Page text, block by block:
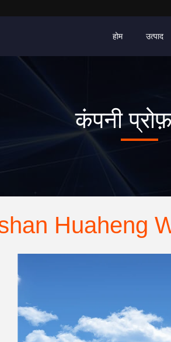
होम उत्पाद
कंपनी
Huaheng